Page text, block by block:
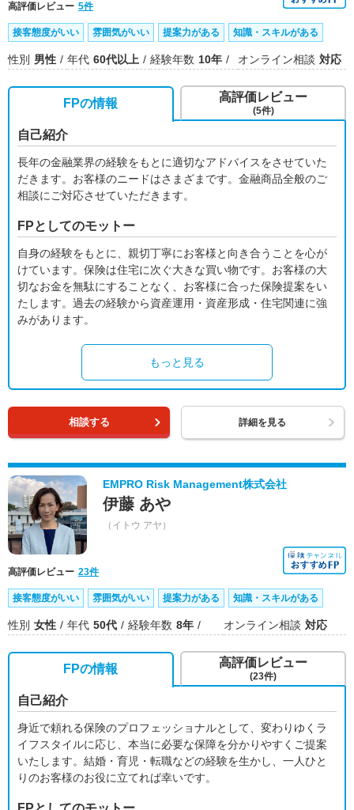
高評価レビュー 5件
接客態度がいい 雰囲気がいい 提案力がある 知識・スキルがある
性別 男性 年代 60代以上 経験年数 10年 オンライン相談 対応
FPの情報
自己紹介
長年の金融業界の経験をもとに適切なアドバイスをさせていた
だきます。お客様のニードはさまざまです。金融商品全般のご
相談にご対応させていただきます。
FPとしてのモットー
自身の経験をもとに、親切丁寧にお客様と向き合うことを心が
けています。保険は住宅に次ぐ大きな買い物です。お客様の大
切なお金を無駄にすることなく、お客様に合った保険提案をい
たします。過去の経験から資産運用・資産形成・住宅関連に強
みがあります。
もっと見る
高評価レビュー
(5件)
相談する 詳細を見る
EMPRO Risk Management株式会社
伊藤 あや
（イトウ アヤ）
高評価レビュー 23件
接客態度がいい 雰囲気がいい 提案力がある 知識・スキルがある
性別 女性 年代 50代 経験年数 8年 オンライン相談 対応
FPの情報
自己紹介
身近で頼れる保険のプロフェッショナルとして、変わりゆくラ
イフスタイルに応じ、本当に必要な保障を分かりやすくご提案
いたします。結婚・育児・転職などの経験を生かし、一人ひと
りのお客様のお役に立てれば幸いです。
高評価レビュー
(23件)